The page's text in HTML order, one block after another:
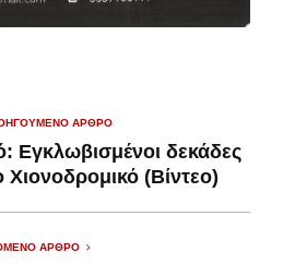
ΆΡΘΡΟ
δεκάδες
Χιονοδρομικό (Βίντεο)
ΆΡΘΡΟ